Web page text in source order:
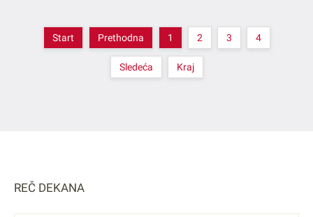
Start Prethodna 1 2 3 4
Sledeća Kraj
REČ DEKANA